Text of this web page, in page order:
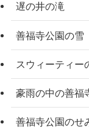
遅の井の滝
善福寺公園の雪
スウィーティー
豪雨の中の善
善福寺公園のせ